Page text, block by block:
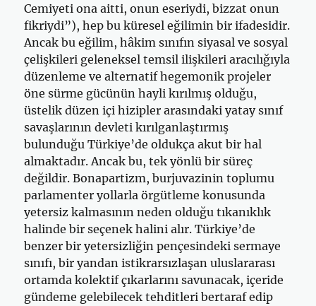
Cemiyeti ona aitti, onun eseriydi, bizzat onun
fikriydi”), hep bu küresel eğilimin bir ifadesidir.
Ancak bu eğilim, hâkim sınıfın siyasal ve sosyal
çelişkileri geleneksel temsil ilişkileri aracılığıyla
düzenleme ve alternatif hegemonik projeler
öne sürme gücünün hayli kırılmış olduğu,
üstelik düzen içi hizipler arasındaki yatay sınıf
savaşlarının devleti kırılganlaştırmış
bulunduğu Türkiye’de oldukça akut bir hal
almaktadır. Ancak bu, tek yönlü bir süreç
değildir. Bonapartizm, burjuvazinin toplumu
parlamenter yollarla örgütleme konusunda
yetersiz kalmasının neden olduğu tıkanıklık
halinde bir seçenek halini alır. Türkiye’de
benzer bir yetersizliğin pençesindeki sermaye
sınıfı, bir yandan istikrarsızlaşan uluslararası
ortamda kolektif çıkarlarını savunacak, içeride
gündeme gelebilecek tehditleri bertaraf edip